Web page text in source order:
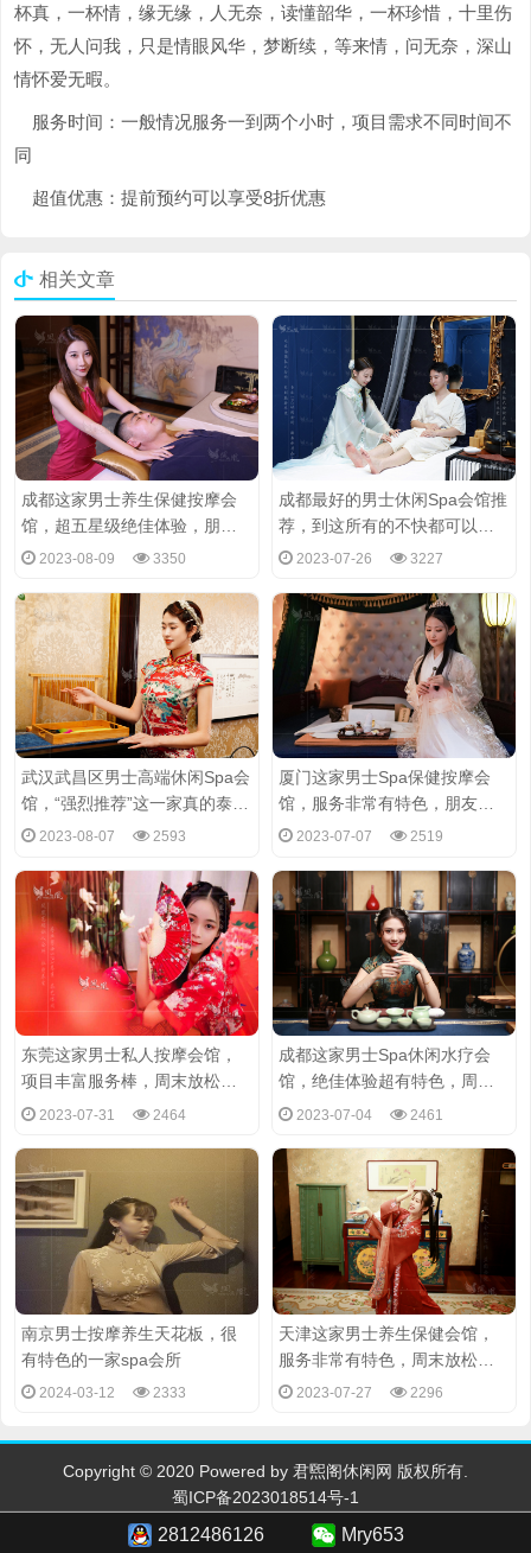
杯真，一杯情，缘无缘，人无奈，读懂韶华，一杯珍惜，十里伤
怀，无人问我，只是情眼风华，梦断续，等来情，问无奈，深山
情怀爱无暇。
服务时间：一般情况服务一到两个小时，项目需求不同时间不
同
超值优惠：提前预约可以享受8折优惠
相关文章
成都这家男士养生保健按摩会
馆，超五星级绝佳体验，朋友
极力推荐
2023-08-09 3350
成都最好的男士休闲Spa会馆推
荐，到这所有的不快都可以得
到缓解
2023-07-26 3227
武汉武昌区男士高端休闲Spa会
馆，“强烈推荐”这一家真的泰酷
辣!2023-08-07 2593
厦门这家男士Spa保健按摩会
馆，服务非常有特色，朋友极
力推荐
2023-07-07 2519
东莞这家男士私人按摩会馆，
项目丰富服务棒，周末放松好
去处2023-07-31 2464
成都这家男士Spa休闲水疗会
馆，绝佳体验超有特色，周末
放松好去处
2023-07-04 2461
南京男士按摩养生天花板，很
有特色的一家spa会所
2024-03-12 2333
天津这家男士养生保健会馆，
服务非常有特色，周末放松好
去处2023-07-27 2296
Copyright © 2020 Powered by 君煕阁休闲网 版权所有.
蜀ICP备2023018514号-1
2812486126 Mry653